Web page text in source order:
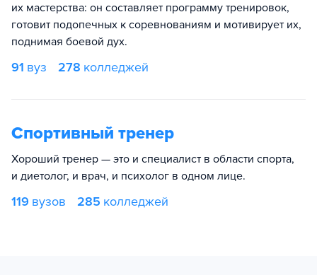
их мастерства: он составляет программу тренировок,
готовит подопечных к соревнованиям и мотивирует их,
поднимая боевой дух.
91 вуз 278 колледжей
Спортивный тренер
Хороший тренер — это и специалист в области спорта,
и диетолог, и врач, и психолог в одном лице.
119 вузов 285 колледжей